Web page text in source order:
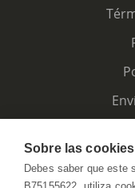
Sobre las
Debes saber que este